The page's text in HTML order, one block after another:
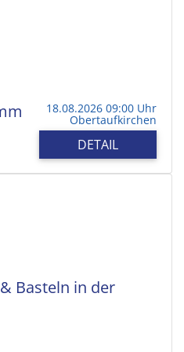
18.08.2026 09:00 Uhr
Obertaufkirchen
DETAIL
Basteln in der